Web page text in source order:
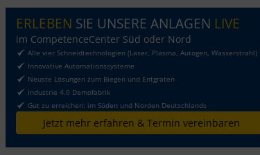
ERLEBEN SIE UNSERE ANLAGEN LIVE
im CompetenceCenter Süd oder Nord
Alle vier Schneidtechnologien (Laser, Plasma, Autogen, Wasserstrahl)
Innovative Automationssysteme
Neuste Lösungen zum Biegen und Entgraten
Industrie 4.0 Demofabrik
Gut zu erreichen: im Süden und Norden Deutschlands
Jetzt mehr erfahren & Termin vereinbaren